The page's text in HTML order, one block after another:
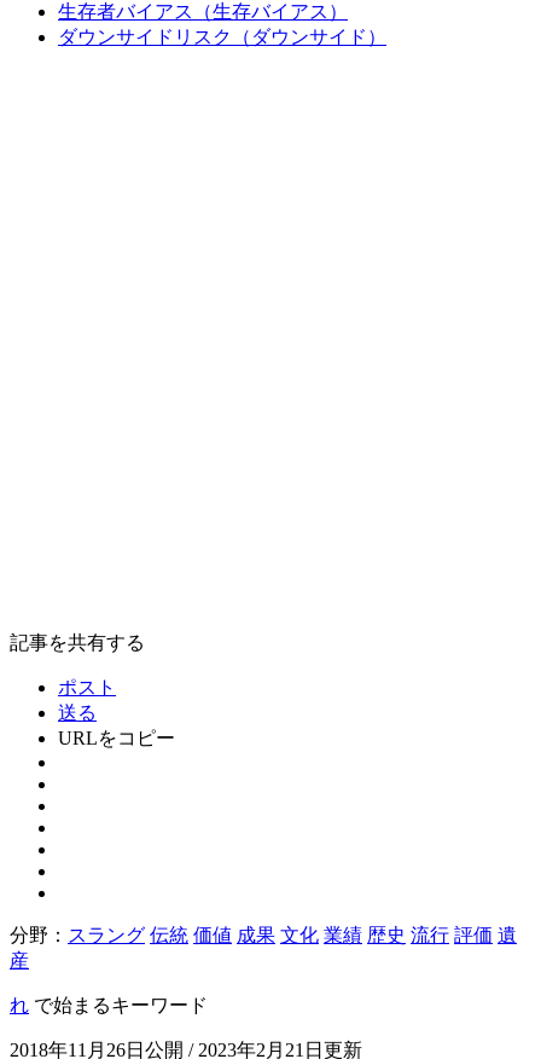
生存者バイアス（生存バイアス）
ダウンサイドリスク（ダウンサイド）
記事を共有する
ポスト
送る
URLをコピー
分野： スラング 伝統 価値 成果 文化 業績 歴史 流行 評価 遺
産
れ で始まるキーワード
2018年11月26日公開 / 2023年2月21日更新